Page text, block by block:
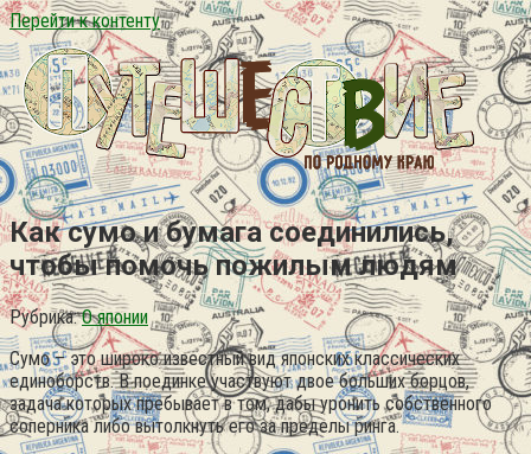
Перейти к контенту
Как сумо и бумага соединились,
чтобы помочь пожилым людям
Рубрика: О японии
Сумо – это широко известный вид японских классических
единоборств. В поединке участвуют двое больших борцов,
задача которых пребывает в том, дабы уронить собственного
соперника либо вытолкнуть его за пределы ринга.